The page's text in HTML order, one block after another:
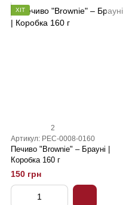
ХІТ
2
Артикул: PEC-0008-0160
Печиво "Brownie" – Брауні |
Коробка 160 г
150 грн